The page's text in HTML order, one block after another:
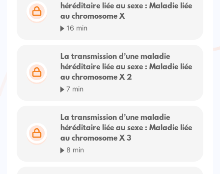
héréditaire liée au sexe : Maladie liée
au chromosome X
16 min
La transmission d’une maladie
héréditaire liée au sexe : Maladie liée
au chromosome X 2
7 min
La transmission d’une maladie
héréditaire liée au sexe : Maladie liée
au chromosome X 3
8 min